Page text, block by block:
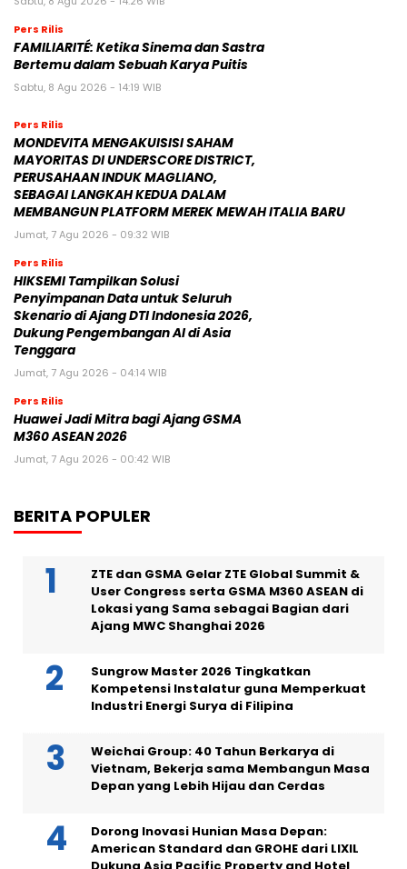
Pers Rilis
FAMILIARITÉ: Ketika Sinema dan Sastra
Bertemu dalam Sebuah Karya Puitis
Sabtu, 8 Agu 2026 - 14:19 WIB
Pers Rilis
MONDEVITA MENGAKUISISI SAHAM
MAYORITAS DI UNDERSCORE DISTRICT,
PERUSAHAAN INDUK MAGLIANO,
SEBAGAI LANGKAH KEDUA DALAM
MEMBANGUN PLATFORM MEREK MEWAH ITALIA BARU
Jumat, 7 Agu 2026 - 09:32 WIB
Pers Rilis
HIKSEMI Tampilkan Solusi
Penyimpanan Data untuk Seluruh
Skenario di Ajang DTI Indonesia 2026,
Dukung Pengembangan AI di Asia
Tenggara
Jumat, 7 Agu 2026 - 04:14 WIB
Pers Rilis
Huawei Jadi Mitra bagi Ajang GSMA
M360 ASEAN 2026
Jumat, 7 Agu 2026 - 00:42 WIB
BERITA POPULER
ZTE dan GSMA Gelar ZTE Global Summit &
User Congress serta GSMA M360 ASEAN di
Lokasi yang Sama sebagai Bagian dari
Ajang MWC Shanghai 2026
Sungrow Master 2026 Tingkatkan
Kompetensi Instalatur guna Memperkuat
Industri Energi Surya di Filipina
Weichai Group: 40 Tahun Berkarya di
Vietnam, Bekerja sama Membangun Masa
Depan yang Lebih Hijau dan Cerdas
Dorong Inovasi Hunian Masa Depan:
American Standard dan GROHE dari LIXIL